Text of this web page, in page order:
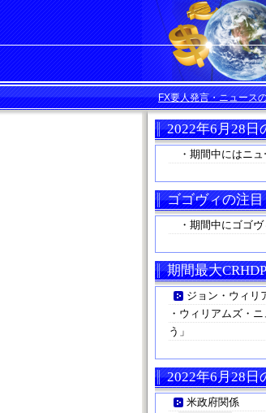
FX要人発言・ニュース
2022年6月28日
・期間中にはニュ
ゴゴヴィの注
・期間中にゴゴヴ
期間最大
ジョン・ウィリ
・ウィリアムズ・
う」
2022年6月28日
米政府関係